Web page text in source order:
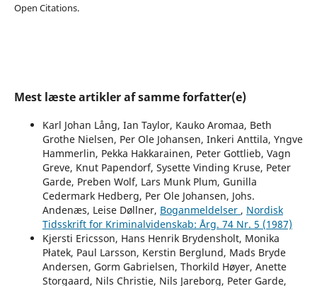
Open Citations.
Mest læste artikler af samme forfatter(e)
Karl Johan Lång, Ian Taylor, Kauko Aromaa, Beth
Grothe Nielsen, Per Ole Johansen, Inkeri Anttila, Yngve
Hammerlin, Pekka Hakkarainen, Peter Gottlieb, Vagn
Greve, Knut Papendorf, Sysette Vinding Kruse, Peter
Garde, Preben Wolf, Lars Munk Plum, Gunilla
Cedermark Hedberg, Per Ole Johansen, Johs.
Andenæs, Leise Døllner, Boganmeldelser , Nordisk
Tidsskrift for Kriminalvidenskab: Årg. 74 Nr. 5 (1987)
Kjersti Ericsson, Hans Henrik Brydensholt, Monika
Płatek, Paul Larsson, Kerstin Berglund, Mads Bryde
Andersen, Gorm Gabrielsen, Thorkild Høyer, Anette
Storgaard, Nils Christie, Nils Jareborg, Peter Garde,